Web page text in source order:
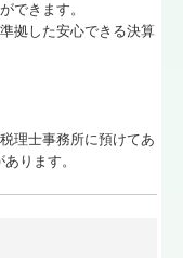
できます。
拠した安心できる決算
理士事務所に預けてあ
ります。